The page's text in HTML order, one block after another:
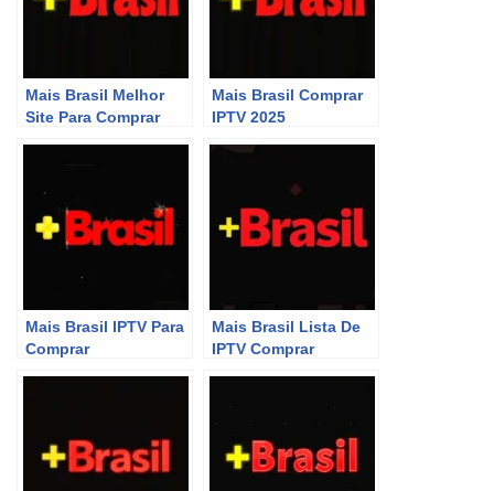
Mais Brasil Melhor
Site Para Comprar
Mais Brasil Comprar
IPTV 2025
Mais Brasil IPTV Para
Comprar
Mais Brasil Lista De
IPTV Comprar